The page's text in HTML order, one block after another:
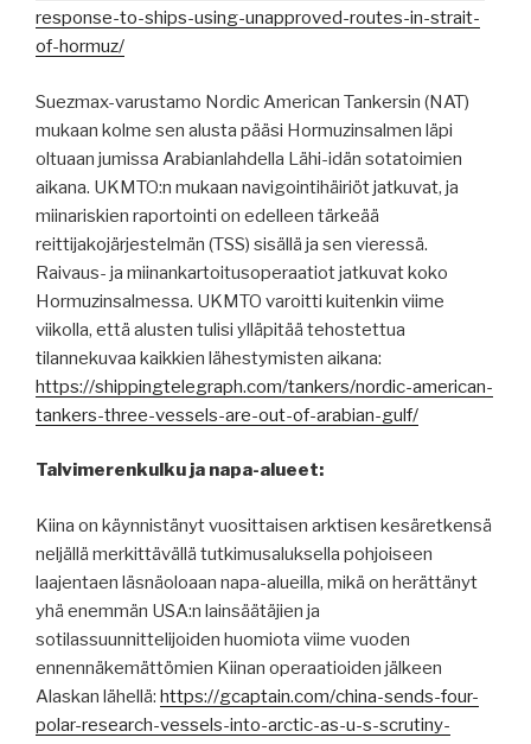
response-to-ships-using-unapproved-routes-in-strait-
of-hormuz/
Suezmax-varustamo Nordic American Tankersin (NAT)
mukaan kolme sen alusta pääsi Hormuzinsalmen läpi
oltuaan jumissa Arabianlahdella Lähi-idän sotatoimien
aikana. UKMTO:n mukaan navigointihäiriöt jatkuvat, ja
miinariskien raportointi on edelleen tärkeää
reittijakojärjestelmän (TSS) sisällä ja sen vieressä.
Raivaus- ja miinankartoitusoperaatiot jatkuvat koko
Hormuzinsalmessa. UKMTO varoitti kuitenkin viime
viikolla, että alusten tulisi ylläpitää tehostettua
tilannekuvaa kaikkien lähestymisten aikana:
https://shippingtelegraph.com/tankers/nordic-american-
tankers-three-vessels-are-out-of-arabian-gulf/
Talvimerenkulku ja napa-alueet:
Kiina on käynnistänyt vuosittaisen arktisen kesäretkensä
neljällä merkittävällä tutkimusaluksella pohjoiseen
laajentaen läsnäoloaan napa-alueilla, mikä on herättänyt
yhä enemmän USA:n lainsäätäjien ja
sotilassuunnittelijoiden huomiota viime vuoden
ennennäkemättömien Kiinan operaatioiden jälkeen
Alaskan lähellä: https://gcaptain.com/china-sends-four-
polar-research-vessels-into-arctic-as-u-s-scrutiny-